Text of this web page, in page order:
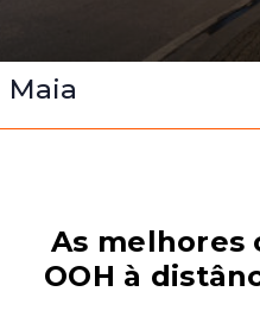
Maia
As melhores
OOH à